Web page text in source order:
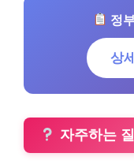
정
상
자주하는